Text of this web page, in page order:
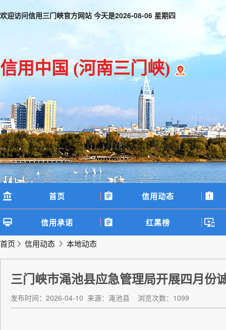
欢迎访问信用三门峡官方网站 今天是2026-08-06 星期四
信用中国(河南三门峡)
首页 信用动态
信用承诺 红黑榜
首页 信用动态 本地动态
三门峡市渑池县应急管理局开展四月份
发布时间：2026-04-10 来源：渑池县 浏览次数：1099